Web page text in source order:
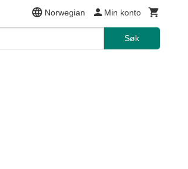
Norwegian Min konto
Søk